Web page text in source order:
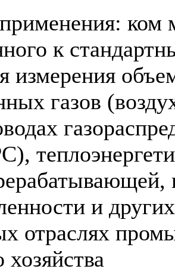
ком
к
измерения
газов
и других
отраслях